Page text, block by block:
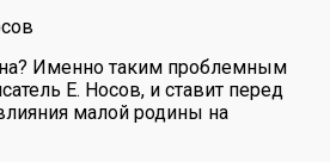
Именно таким проблемным
Е. Носов, и ставит перед
малой родины на